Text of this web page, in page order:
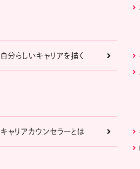
自分らしいキャリアを描く
キャリアカウンセラーとは